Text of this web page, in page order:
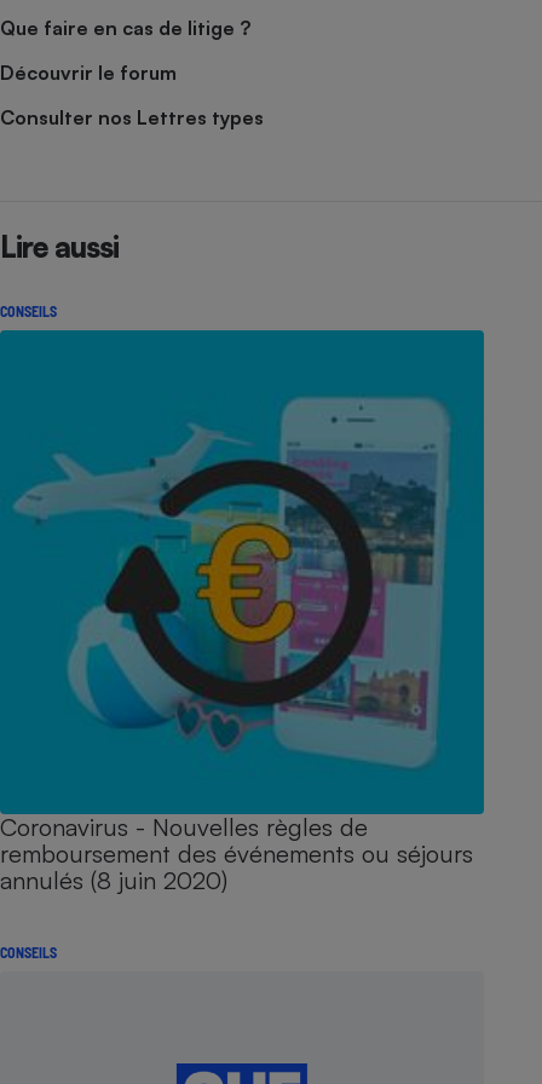
Que faire en cas de litige ?
Découvrir le forum
Consulter nos Lettres types
Lire aussi
CONSEILS
Coronavirus - Nouvelles règles de
remboursement des événements ou séjours
annulés (8 juin 2020)
CONSEILS